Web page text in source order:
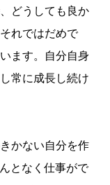
どうしても良か
れではだめで
ます。自分自身
常に成長し続け
かない自分を作
となく仕事がで